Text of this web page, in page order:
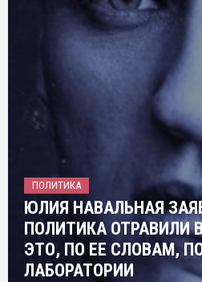
ПОЛИТИКА
ЮЛИЯ НАВАЛЬНАЯ
ПОЛИТИКА ОТРАВИЛИ
ЭТО, ПО ЕЕ СЛОВАМ,
ЛАБОРАТОРИИ